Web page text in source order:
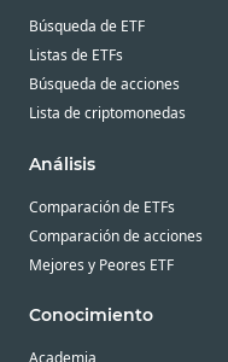
Minas de plata
Pagos digitales
Química
Salud
Salud
Búsqueda de ETF
Listas de ETFs
Búsqueda de acciones
Lista de criptomonedas
Análisis
Comparación de ETFs
Comparación de acciones
Mejores y Peores ETF
Conocimiento